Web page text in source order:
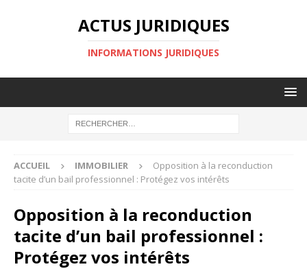
ACTUS JURIDIQUES
INFORMATIONS JURIDIQUES
ACCUEIL IMMOBILIER
Opposition à la reconduction
tacite d’un bail professionnel : Protégez vos intérêts
Opposition à la reconduction
tacite d’un bail professionnel :
Protégez vos intérêts